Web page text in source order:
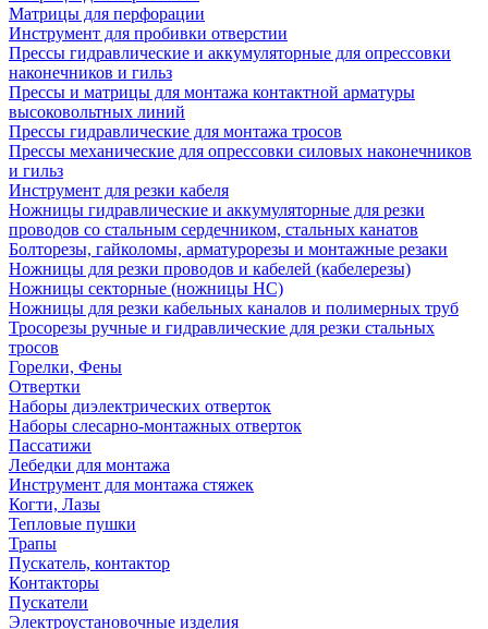
Матрицы для перфорации
Инструмент для пробивки отверстии
Прессы гидравлические и аккумуляторные для опрессовки
наконечников и гильз
Прессы и матрицы для монтажа контактной арматуры
высоковольтных линий
Прессы гидравлические для монтажа тросов
Прессы механические для опрессовки силовых наконечников
и гильз
Инструмент для резки кабеля
Ножницы гидравлические и аккумуляторные для резки
проводов со стальным сердечником, стальных канатов
Болторезы, гайколомы, арматурорезы и монтажные резаки
Ножницы для резки проводов и кабелей (кабелерезы)
Ножницы секторные (ножницы НС)
Ножницы для резки кабельных каналов и полимерных труб
Тросорезы ручные и гидравлические для резки стальных
тросов
Горелки, Фены
Отвертки
Наборы диэлектрических отверток
Наборы слесарно-монтажных отверток
Пассатижи
Лебедки для монтажа
Инструмент для монтажа стяжек
Когти, Лазы
Тепловые пушки
Трапы
Пускатель, контактор
Контакторы
Пускатели
Электроустановочные изделия